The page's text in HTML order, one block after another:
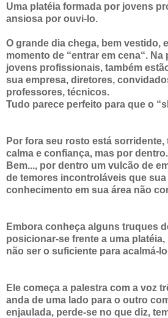
Uma platéia formada por jovens
ansiosa por ouvi-lo.
O grande dia chega, bem vestido,
momento de “entrar em cena“. Na
jovens profissionais, também
sua empresa, diretores,
professores, técnicos.
Tudo parece perfeito para que o
Por fora seu rosto está
calma e confiança, mas por
Bem..., por dentro um vulcão de
de temores incontroláveis que sua
conhecimento em sua área não
Embora conheça alguns truques
posicionar-se frente a uma
não ser o suficiente para acalmá-
Ele começa a palestra com a voz
anda de uma lado para o outro
enjaulada, perde-se no que diz,